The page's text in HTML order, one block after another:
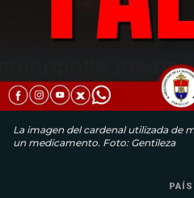
La imagen del cardenal utilizada de
un medicamento. Foto: Gentileza
PAÍS